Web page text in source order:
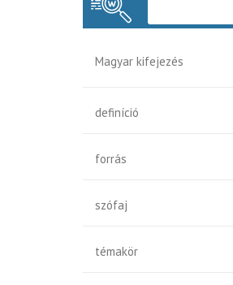
Magyar kifejezés
definíció
forrás
szófaj
témakör